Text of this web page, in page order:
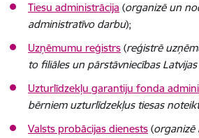
Tiesu administrācija (organizē un
administratīvo darbu);
Uzņēmumu reģistrs (reģistrē
to filiāles un pārstāvniecības
Uzturlīdzekļu garantiju fonda
bērniem uzturlīdzekļus tiesas
Valsts probācijas dienests (organizē